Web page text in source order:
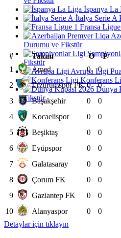
İspanya La
İtalya Serie A
Fransa
Durumu ve Fikstür
Fikstür
Avrupa Ligi
Konferans
Dünya
Fikstür
# Takım O
P
1
Amed 0
0
2
Erzurumspor FK 0
0
3
Başakşehir 0
0
4
Kocaelispor 0
0
5
Beşiktaş 0
0
6
Eyüpspor 0
0
7
Galatasaray 0
0
8
Çorum FK 0
0
9
Gaziantep FK 0
0
10
Alanyaspor 0
0
Detaylar için tıklayın